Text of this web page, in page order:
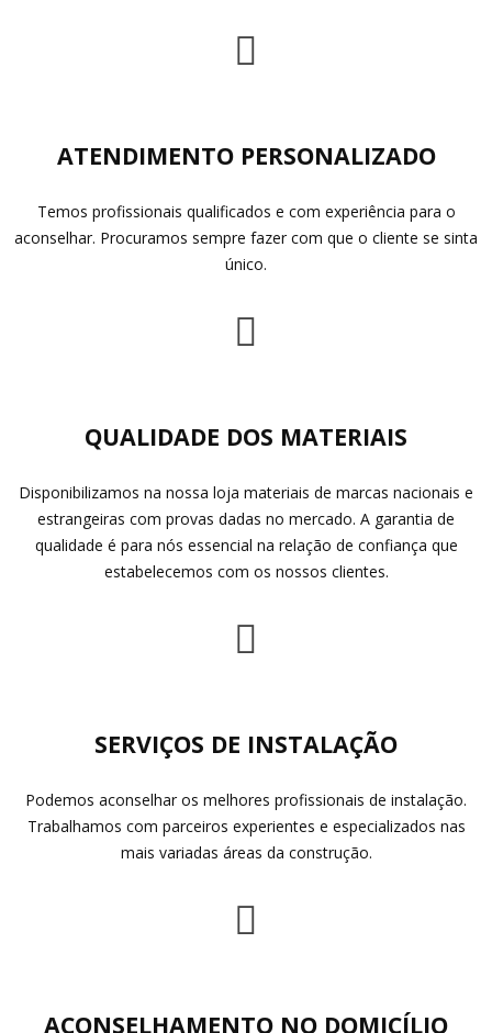
ATENDIMENTO PERSONALIZADO
Temos profissionais qualificados e com experiência para o
aconselhar. Procuramos sempre fazer com que o cliente se sinta
único.
QUALIDADE DOS MATERIAIS
Disponibilizamos na nossa loja materiais de marcas nacionais e
estrangeiras com provas dadas no mercado. A garantia de
qualidade é para nós essencial na relação de confiança que
estabelecemos com os nossos clientes.
SERVIÇOS DE INSTALAÇÃO
Podemos aconselhar os melhores profissionais de instalação.
Trabalhamos com parceiros experientes e especializados nas
mais variadas áreas da construção.
ACONSELHAMENTO NO DOMICÍLIO